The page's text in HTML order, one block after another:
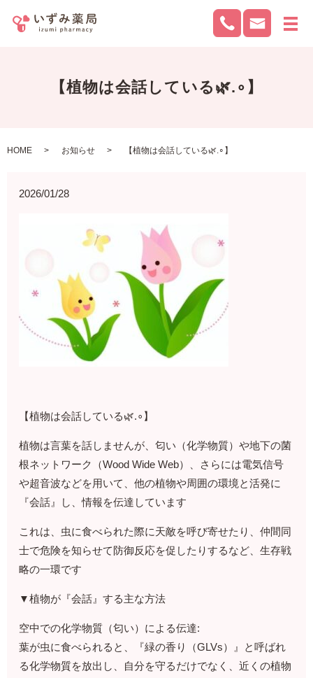
メ
【植物は会話している🌿.∘】
HOME お知らせ 【植物は会話している🌿.∘】
2026/01/28
【植物は会話している🌿.∘】
植物は言葉を話しませんが、匂い（化学物質）や地下の菌
根ネットワーク（Wood Wide Web）、さらには電気信号
や超音波などを用いて、他の植物や周囲の環境と活発に
『会話』し、情報を伝達しています
これは、虫に食べられた際に天敵を呼び寄せたり、仲間同
士で危険を知らせて防御反応を促したりするなど、生存戦
略の一環です
▼植物が『会話』する主な方法
空中での化学物質（匂い）による伝達:
葉が虫に食べられると、『緑の香り（GLVs）』と呼ばれ
る化学物質を放出し、自分を守るだけでなく、近くの植物